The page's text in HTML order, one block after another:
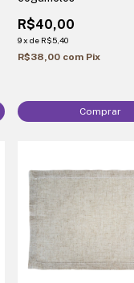
R$40,00
9x de R$5,40
R$38,00 com Pix